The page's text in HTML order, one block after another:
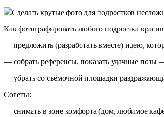
Сделать крутые фото для подростков
Как фотографировать любого подростка
— предложить (разработать вместе) идею,
— собрать референсы, показать удачные позы
— убрать со съёмочной площадки
Советы:
— снимать в зоне комфорта (дом, любимое